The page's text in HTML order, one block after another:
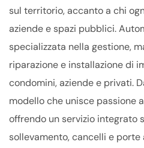
sul territorio, accanto a chi
aziende e spazi pubblici.
specializzata nella gestione,
riparazione e installazione di
condomini, aziende e privati.
modello che unisce passione
offrendo un servizio integrato
sollevamento, cancelli e